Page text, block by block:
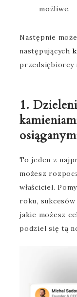
możliwe.
Następnie
następujących
przedsiębiorcy
1.
To jeden z
możesz
właściciel.
roku,
jakie możesz
podziel się tą